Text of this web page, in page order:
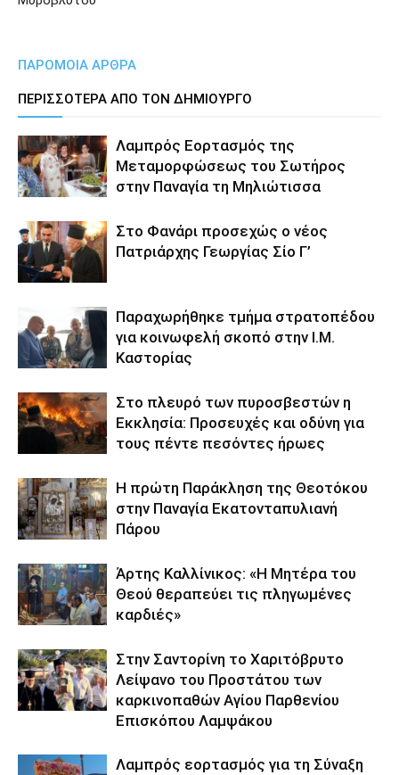
ΠΑΡΟΜΟΙΑ ΑΡΘΡΑ
ΠΕΡΙΣΣΟΤΕΡΑ ΑΠΟ ΤΟΝ ΔΗΜΙΟΥΡΓΟ
Λαμπρός Εορτασμός της
Μεταμορφώσεως του Σωτήρος
στην Παναγία τη Μηλιώτισσα
Στο Φανάρι προσεχώς ο νέος
Πατριάρχης Γεωργίας Σίο Γ’
Παραχωρήθηκε τμήμα στρατοπέδου
για κοινωφελή σκοπό στην Ι.Μ.
Καστορίας
Στο πλευρό των πυροσβεστών η
Εκκλησία: Προσευχές και οδύνη για
τους πέντε πεσόντες ήρωες
Η πρώτη Παράκληση της Θεοτόκου
στην Παναγία Εκατονταπυλιανή
Πάρου
Άρτης Καλλίνικος: «Η Μητέρα του
Θεού θεραπεύει τις πληγωμένες
καρδιές»
Στην Σαντορίνη το Χαριτόβρυτο
Λείψανο του Προστάτου των
καρκινοπαθών Αγίου Παρθενίου
Επισκόπου Λαμψάκου
Λαμπρός εορτασμός για τη Σύναξη